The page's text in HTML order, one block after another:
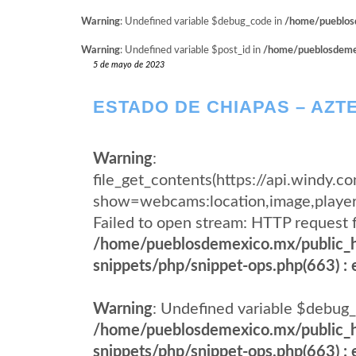
Warning: Undefined variable $debug_code in /home/
Warning: Undefined variable $post_id in /home/
5 de mayo de 2023
ESTADO DE CHIAPAS –
Warning:
file_get_contents(https://
Failed to open stream: HTTP
/home/pueblosdemexico.mx/
snippets/php/snippet-ops.php(663) :
Warning: Undefined variable
/home/pueblosdemexico.mx/
snippets/php/snippet-ops.php(663) :